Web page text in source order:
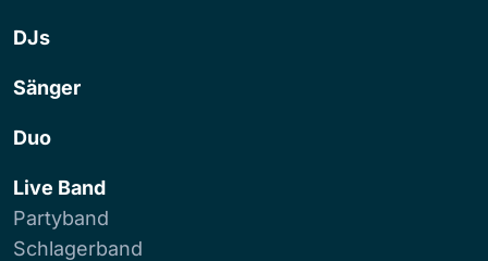
DJs
Sänger
Duo
Live Band
Partyband
Schlagerband